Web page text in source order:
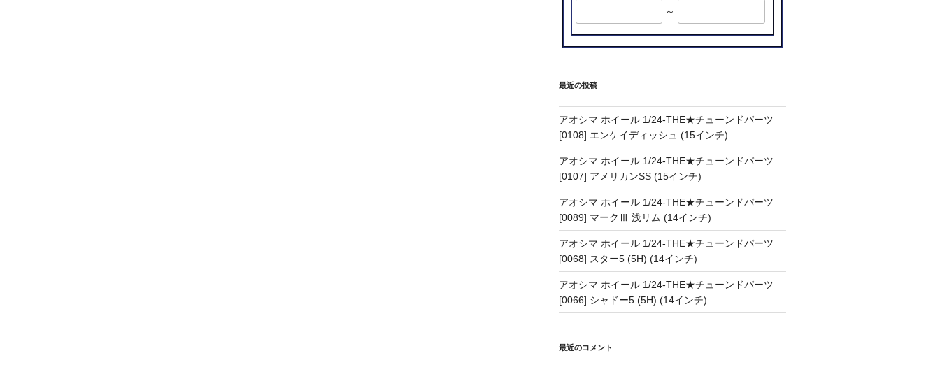
～
最近の投稿
アオシマ ホイール 1/24-THE★チューンドパーツ
[0108] エンケイディッシュ (15インチ)
アオシマ ホイール 1/24-THE★チューンドパーツ
[0107] アメリカンSS (15インチ)
アオシマ ホイール 1/24-THE★チューンドパーツ
[0089] マークⅢ 浅リム (14インチ)
アオシマ ホイール 1/24-THE★チューンドパーツ
[0068] スター5 (5H) (14インチ)
アオシマ ホイール 1/24-THE★チューンドパーツ
[0066] シャドー5 (5H) (14インチ)
最近のコメント